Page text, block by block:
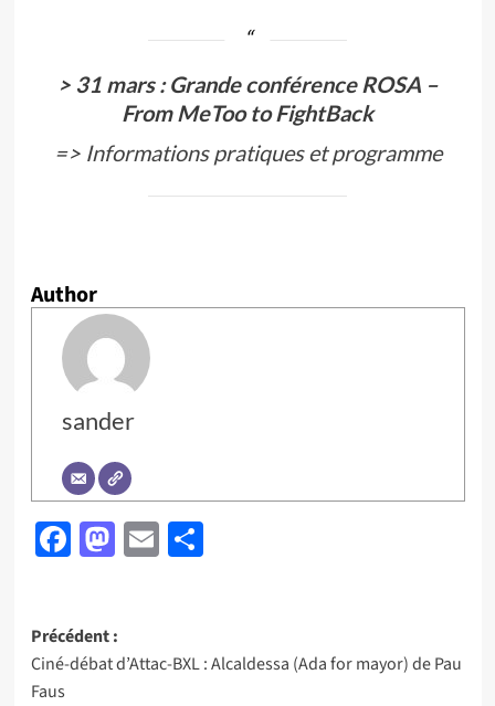
> 31 mars : Grande conférence ROSA –
From MeToo to FightBack
=> Informations pratiques et programme
Author
sander
Facebook
Mastodon
EmailPartager
Navigation
d’article
Précédent :
Ciné-débat d’Attac-BXL : Alcaldessa (Ada for mayor) de Pau
Faus